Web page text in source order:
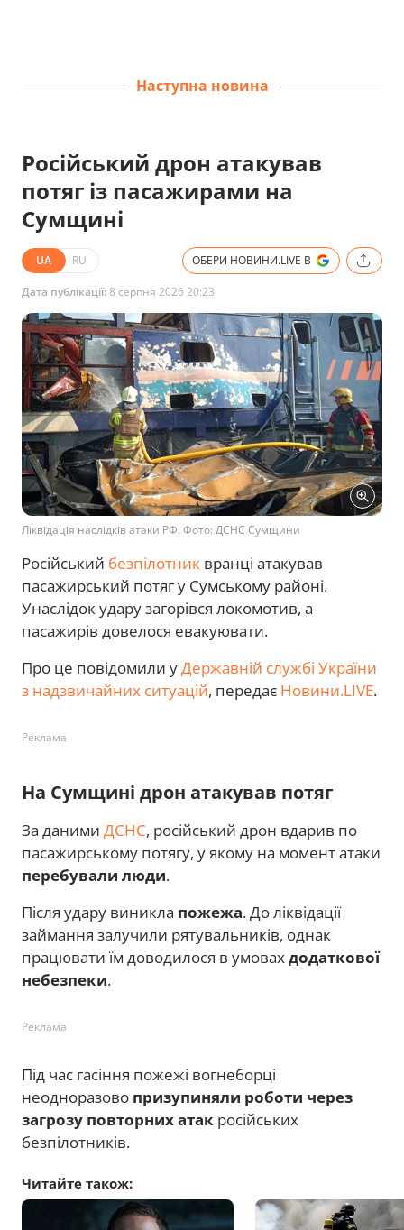
Наступна новина
Російський дрон атакував
потяг із пасажирами на
Сумщині
UA RU ОБЕРИ НОВИНИ.LIVE В
Дата публікації:8 серпня 2026 20:23
Ліквідація наслідків атаки РФ. Фото: ДСНС Сумщини
Російський безпілотник вранці атакував
пасажирський потяг у Сумському районі.
Унаслідок удару загорівся локомотив, а
пасажирів довелося евакуювати.
Про це повідомили уДержавній службі України
з надзвичайних ситуацій, передає Новини.LIVE.
Реклама
На Сумщині дрон атакував потяг
За даними ДСНС, російський дрон вдарив по
пасажирському потягу, у якому на момент атаки
перебували люди.
Після удару виникла пожежа. До ліквідації
займання залучили рятувальників, однак
працювати їм доводилося в умовахдодаткової
небезпеки.
Реклама
Під час гасіння пожежі вогнеборці
неодноразово призупиняли роботи через
загрозу повторних атак російських
безпілотників.
Читайте також: